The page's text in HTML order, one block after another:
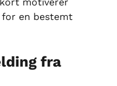
en bestemt
fra